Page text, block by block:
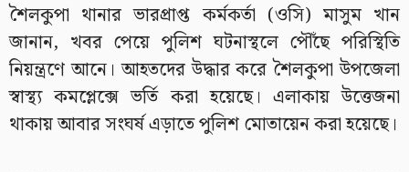
শৈলকুপা থানার ভারপ্রাপ্ত কর্মকর্তা (ওসি) মাসুম খান
জানান, খবর পেয়ে পুলিশ ঘটনাস্থলে পৌঁছে পরিস্থিতি
নিয়ন্ত্রণে আনে। আহতদের উদ্ধার করে শৈলকুপা উপজেলা
স্বাস্থ্য কমপ্লেক্সে ভর্তি করা হয়েছে। এলাকায় উত্তেজনা
থাকায় আবার সংঘর্ষ এড়াতে পুলিশ মোতায়েন করা হয়েছে।